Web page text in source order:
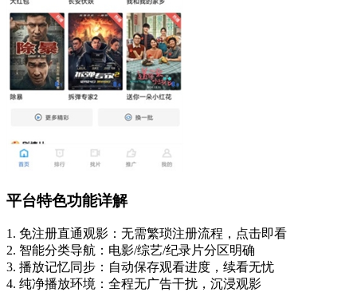
平台特色功能详解
1. 免注册直通观影：无需繁琐注册流程，点击即看
2. 智能分类导航：电影/综艺/纪录片分区明确
3. 播放记忆同步：自动保存观看进度，续看无忧
4. 纯净播放环境：全程无广告干扰，沉浸观影